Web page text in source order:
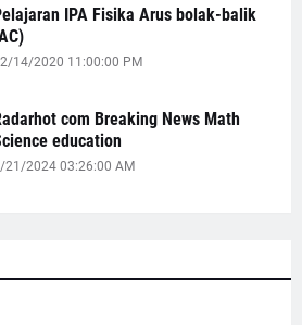
IPA Fisika Arus bolak-balik
14/2020 11:00:00 PM
com Breaking News Math
education
21/2024 03:26:00 AM